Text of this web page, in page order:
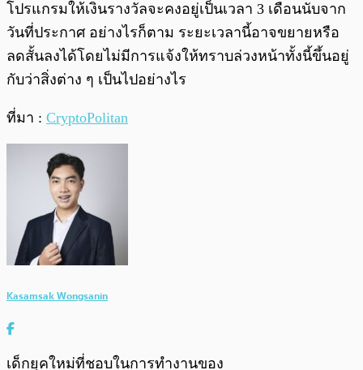
โปรแกรมให้เงินรางวัลจะคงอยู่เป็นเวลา 3 เดือนนับจาก
วันที่ประกาศ อย่างไรก็ตาม ระยะเวลานี้อาจขยายหรือ
ลดสั้นลงได้โดยไม่มีการแจ้งให้ทราบล่วงหน้าทั้งนี้ขึ้นอยู่
กับว่าสิ่งต่าง ๆ เป็นไปอย่างไร
ที่มา : CryptoPolitan
Kasamsak Wongsanin
เด็กยุคใหม่ที่ชอบในการทำงานของ